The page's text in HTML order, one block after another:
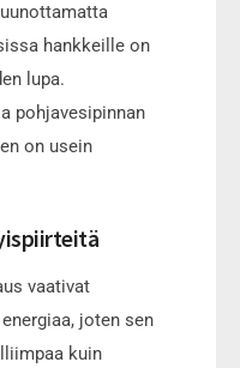
hankkeille on
lupa.
pohjavesipinnan
on usein
vaativat
joten sen
kuin